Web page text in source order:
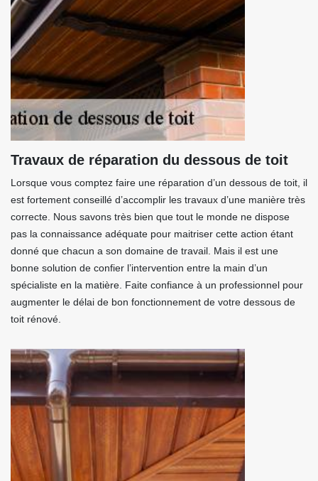
Travaux de réparation du dessous de toit
Lorsque vous comptez faire une réparation d’un dessous de toit, il
est fortement conseillé d’accomplir les travaux d’une manière très
correcte. Nous savons très bien que tout le monde ne dispose
pas la connaissance adéquate pour maitriser cette action étant
donné que chacun a son domaine de travail. Mais il est une
bonne solution de confier l’intervention entre la main d’un
spécialiste en la matière. Faite confiance à un professionnel pour
augmenter le délai de bon fonctionnement de votre dessous de
toit rénové.